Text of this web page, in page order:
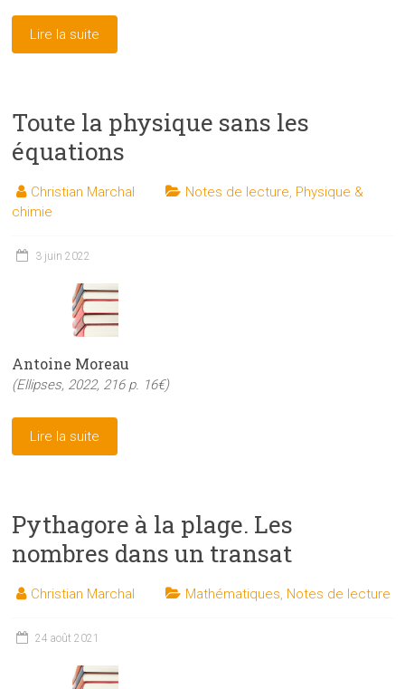
Lire la suite
Toute la physique sans les
équations
Christian Marchal Notes de lecture, Physique &
chimie
3 juin 2022
Antoine Moreau
(Ellipses, 2022, 216 p. 16€)
Lire la suite
Pythagore à la plage. Les
nombres dans un transat
Christian Marchal Mathématiques, Notes de lecture
24 août 2021